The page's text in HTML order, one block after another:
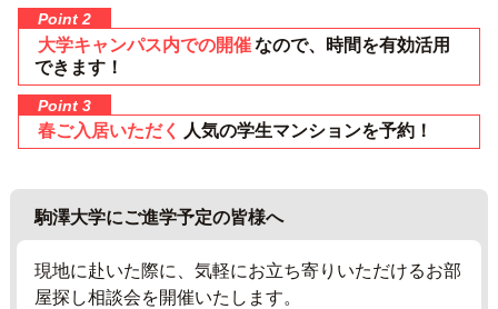
Point 2
大学キャンパス内での開催なので、時間を有効活用
できます！
Point 3
春ご入居いただく 人気の学生マンションを予約！
駒澤大学にご進学予定の皆様へ
現地に赴いた際に、気軽にお立ち寄りいただけるお部
屋探し相談会を開催いたします。